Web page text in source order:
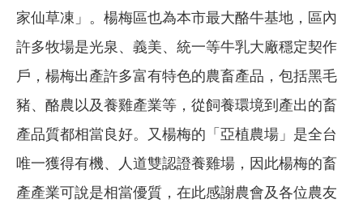
家仙草凍」。楊梅區也為本市最大酪牛基地，區內
許多牧場是光泉、義美、統一等牛乳大廠穩定契作
戶，楊梅出產許多富有特色的農畜產品，包括黑毛
豬、酪農以及養雞產業等，從飼養環境到產出的畜
產品質都相當良好。又楊梅的「亞植農場」是全台
唯一獲得有機、人道雙認證養雞場，因此楊梅的畜
產產業可說是相當優質，在此感謝農會及各位農友